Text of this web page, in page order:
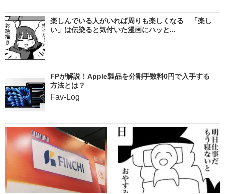
楽しんでいる人がいれば周りも楽しくなる 「楽し
い」は伝染ると気付いた漫画にハッと...
FPが解説！Apple製品を分割手数料0円で入手する
方法とは？
Fav-Log